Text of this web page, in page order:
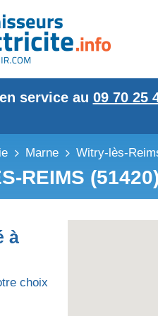
service au 09 70 25
Marne Witry-lès-
REIMS (51420)
à
choix